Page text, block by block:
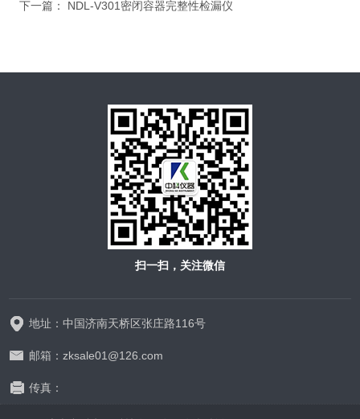
下一篇： NDL-V301密闭容器完整性检漏仪
扫一扫，关注微信
地址：中国济南天桥区张庄路116号
邮箱：zksale01@126.com
传真：